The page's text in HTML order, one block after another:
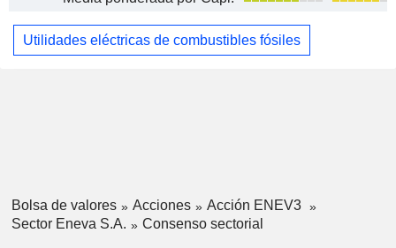
Utilidades eléctricas de combustibles fósiles
Bolsa de valores Acciones
Acción ENEV3
Sector Eneva S.A.
Consenso sectorial